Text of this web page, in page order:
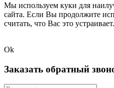
Мы используем куки для
сайта. Если Вы продолжите
считать, что Вас это устраивает.
Ok
Заказать обратный